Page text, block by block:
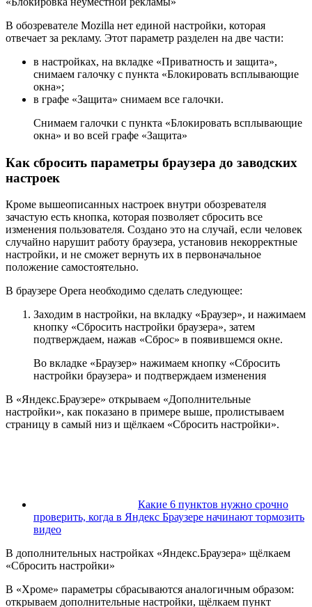
В обозревателе Mozilla нет единой настройки, которая
отвечает за рекламу. Этот параметр разделен на две части:
в настройках, на вкладке «Приватность и защита»,
снимаем галочку с пункта «Блокировать всплывающие
окна»;
в графе «Защита» снимаем все галочки.
Cнимаем галочки с пункта «Блокировать всплывающие
окна» и во всей графе «Защита»
Как сбросить параметры браузера до заводских
настроек
Кроме вышеописанных настроек внутри обозревателя
зачастую есть кнопка, которая позволяет сбросить все
изменения пользователя. Создано это на случай, если человек
случайно нарушит работу браузера, установив некорректные
настройки, и не сможет вернуть их в первоначальное
положение самостоятельно.
В браузере Opera необходимо сделать следующее:
Заходим в настройки, на вкладку «Браузер», и нажимаем
кнопку «Сбросить настройки браузера», затем
подтверждаем, нажав «Сброс» в появившемся окне.
Во вкладке «Браузер» нажимаем кнопку «Сбросить
настройки браузера» и подтверждаем изменения
В «Яндекс.Браузере» открываем «Дополнительные
настройки», как показано в примере выше, пролистываем
страницу в самый низ и щёлкаем «Сбросить настройки».
Какие 6 пунктов нужно срочно
проверить, когда в Яндекс Браузере начинают тормозить
видео
В дополнительных настройках «Яндекс.Браузера» щёлкаем
«Сбросить настройки»
В «Хроме» параметры сбрасываются аналогичным образом:
открываем дополнительные настройки, щёлкаем пункт